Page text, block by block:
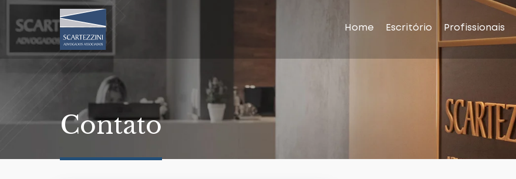
Home Escritório Profissionais
Contato